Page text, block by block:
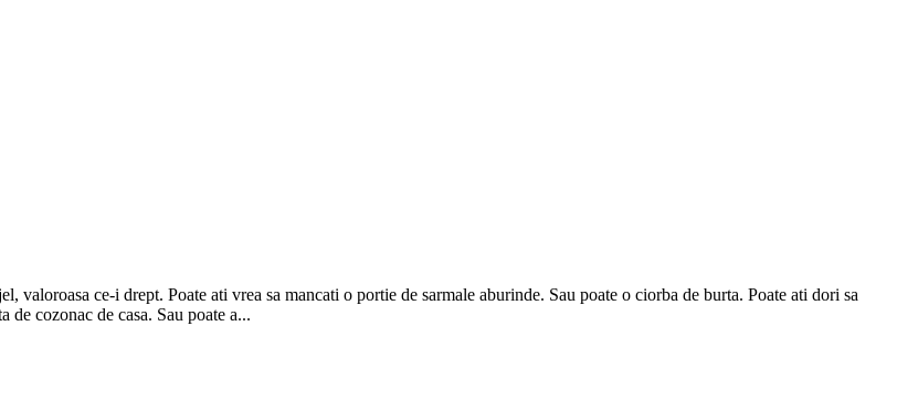
ce-i drept. Poate ati vrea sa mancati o portie de sarmale aburinde. Sau poate o ciorba de burta. Poate ati dori sa
de cozonac de casa. Sau poate a...